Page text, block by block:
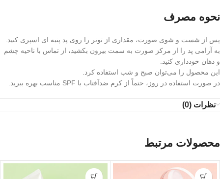
نحوه مصرف
پس از شست‌ و شوی صورت، مقداری از تونر را روی پد پنبه‌ ای اسپری کنید.
به‌ آرامی پد را از مرکز صورت به سمت بیرون بکشید، از تماس با ناحیه چشم
و دهان خودداری کنید.
این محصول را می‌توان صبح و شب استفاده کرد.
در صورت استفاده در روز، حتماً از کرم ضدآفتاب با SPF مناسب بهره ببرید.
نظرات (0)
محصولات مرتبط